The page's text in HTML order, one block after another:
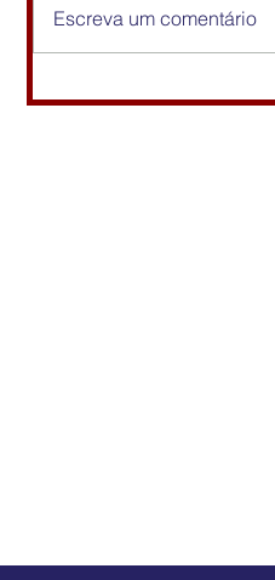
Escreva um comentário